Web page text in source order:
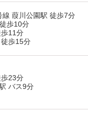
葭川公園駅 徒歩7分
歩10分
11分
歩15分
23分
バス9分